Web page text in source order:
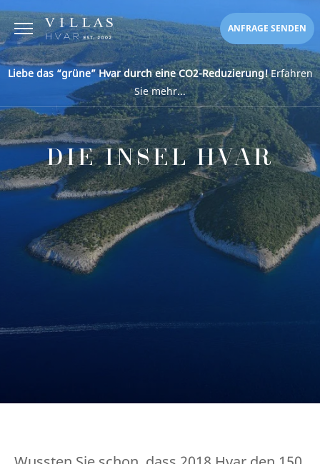
ANFRAGE SENDEN
Liebe das “grüne” Hvar durch eine CO2-Reduzierung!Erfahren
Sie mehr...
DIE INSEL HVAR